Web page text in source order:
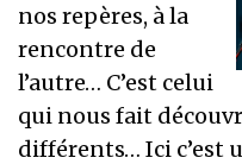
nos repères, à la
rencontre de
l’autre… C’est celui
qui nous fait
différents… Ici c’est